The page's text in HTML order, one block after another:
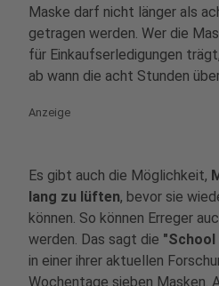
Maske darf nicht länger als
getragen werden. Wer die
für Einkaufserledigungen
ab wann die acht Stunden
Anzeige
Es gibt auch die Möglichkeit,
lang zu lüften, bevor sie
können. So können Erreger
werden. Das sagt die "School
in einer ihrer aktuellen
Wochentage sieben Masken.